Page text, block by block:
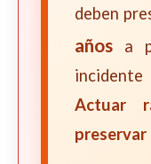
deben
años a
Actuar
preservar